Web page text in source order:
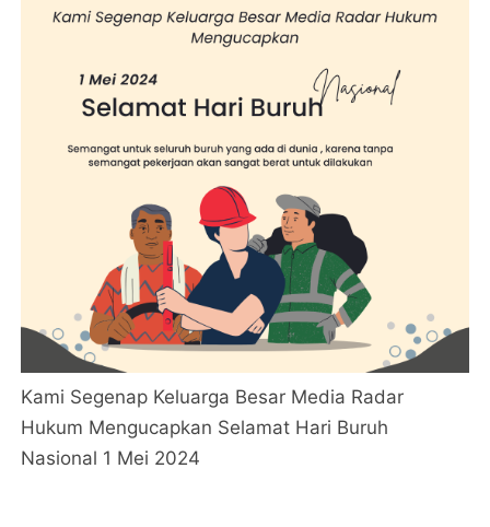
Kami Segenap Keluarga Besar Media Radar
Hukum Mengucapkan Selamat Hari Buruh
Nasional 1 Mei 2024